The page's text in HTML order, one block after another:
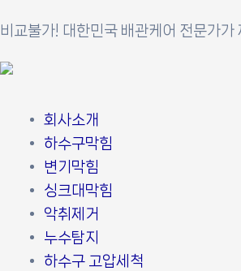
텐
츠
비교불가! 대한민국 배관케어 전문가가
회사소개
하수구막힘
변기막힘
싱크대막힘
악취제거
누수탐지
하수구 고압세척
스